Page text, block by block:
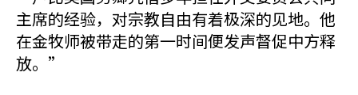
主席的经验，对宗教自由有着极深的见地。他
在金牧师被带走的第一时间便发声督促中方释
放。”